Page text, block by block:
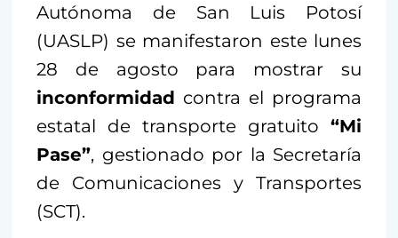
Autónoma de San Luis Potosí
(UASLP) se manifestaron este lunes
28 de agosto para mostrar su
inconformidad contra el programa
estatal de transporte gratuito “Mi
Pase”, gestionado por la Secretaría
de Comunicaciones y Transportes
(SCT).